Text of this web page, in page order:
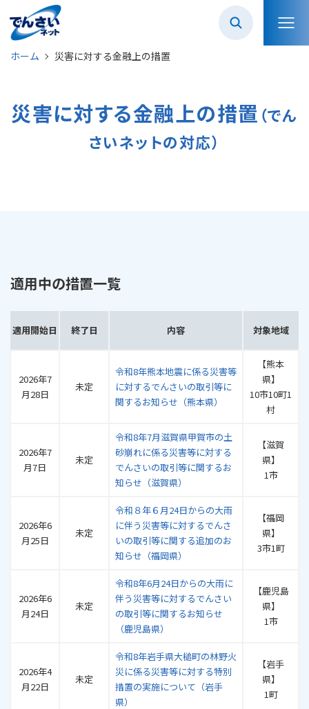
ホーム 災害に対する金融上の措置
災害に対する金融上の措置 （でん
さいネットの対応）
適用中の措置一覧
適用開始日 終了日 内容 対象地域
2026年7
月28日
未定
令和8年熊本地震に係る災害等
に対するでんさいの取引等に
関するお知らせ（熊本県）
【熊本
県】
10市10町1
村
2026年7
月7日
未定
令和8年7月滋賀県甲賀市の土
砂崩れに係る災害等に対する
でんさいの取引等に関するお
知らせ（滋賀県）
【滋賀
県】
1市
2026年6
月25日
未定
令和８年６月24日からの大雨
に伴う災害等に対するでんさ
いの取引等に関する追加のお
知らせ（福岡県）
【福岡
県】
3市1町
2026年6
月24日
未定
令和8年6月24日からの大雨に
伴う災害等に対するでんさい
の取引等に関するお知らせ
（鹿児島県）
【鹿児島
県】
1市
2026年4
月22日
未定
令和8年岩手県大槌町の林野火
災に係る災害等に対する特別
措置の実施について（岩手
県）
【岩手
県】
1町